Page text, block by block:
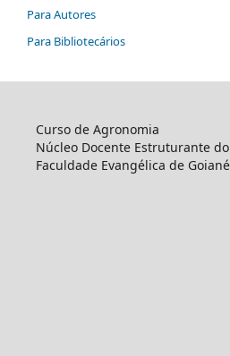
Para Autores
Para Bibliotecários
Curso de Agronomia
Núcleo Docente Estruturante
Faculdade Evangélica de